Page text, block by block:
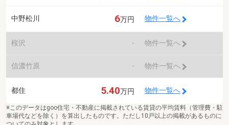
中野松川 6万円 物件一覧へ
桜沢 - 物件一覧へ
信濃竹原 - 物件一覧へ
都住 5.40万円 物件一覧へ
※このデータはgoo住宅・不動産に掲載されている賃貸の平均賃料（管理費・駐
車場代などを除く）を算出したものです。ただし10戸以上の掲載があるものに